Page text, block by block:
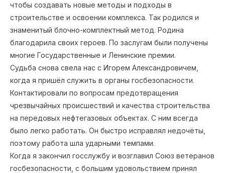
чтобы создавать новые методы и подходы в
строительстве и освоении комплекса. Так родился и
знаменитый блочно-комплектный метод. Родина
благодарила своих героев. По заслугам были получены
многие Государственные и Ленинские премии.
Судьба снова свела нас с Игорем Александровичем,
когда я пришёл служить в органы госбезопасности.
Контактировали по вопросам предотвращения
чрезвычайных происшествий и качества строительства
на передовых нефтегазовых объектах. С ним всегда
было легко работать. Он быстро исправлял недочёты,
поэтому работа шла ударными темпами.
Когда я закончил госслужбу и возглавил Союз ветеранов
госбезопасности, с большим удовольствием принял